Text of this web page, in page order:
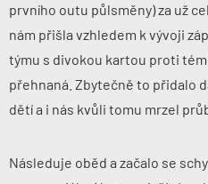
prvního outu půlsměny) za už
nám přišla vzhledem k vývoji
týmu s divokou kartou proti
přehnaná. Zbytečně to přidalo
dětí a i nás kvůli tomu mrzel
Následuje oběd a začalo se